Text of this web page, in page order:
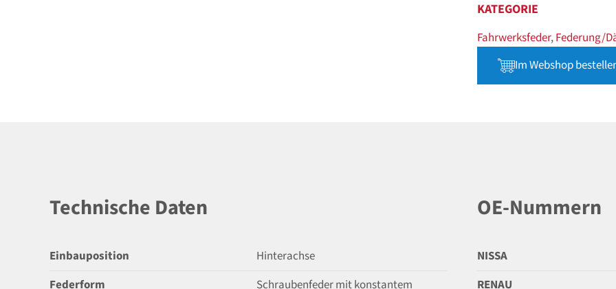
KATEGORIE
Fahrwerksfeder,Federung/
Im Webshop
Technische Daten
Einbauposition
Hinterachse
Federform
Schraubenfeder mit konstantem
OE-Nummern
NISSA
RENAU